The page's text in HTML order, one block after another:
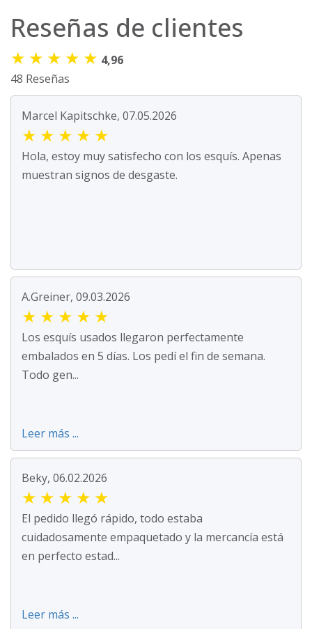
Reseñas de clientes
★ ★ ★ ★ ★ 4,96
48 Reseñas
Marcel Kapitschke, 07.05.2026
★ ★ ★ ★ ★
Hola, estoy muy satisfecho con los esquís. Apenas
muestran signos de desgaste.
A.Greiner, 09.03.2026
★ ★ ★ ★ ★
Los esquís usados llegaron perfectamente
embalados en 5 días. Los pedí el fin de semana.
Todo gen...
Leer más ...
Beky, 06.02.2026
★ ★ ★ ★ ★
El pedido llegó rápido, todo estaba
cuidadosamente empaquetado y la mercancía está
en perfecto estad...
Leer más ...